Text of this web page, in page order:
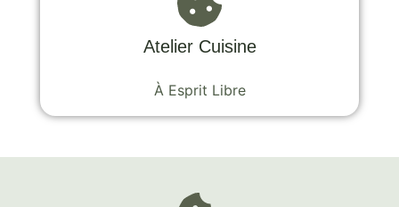
Atelier Cuisine
À Esprit Libre